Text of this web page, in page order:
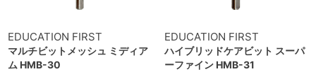
EDUCATION FIRST
マルチビットメッシュ ミディア
ム HMB-30
EDUCATION FIRST
ハイブリッドケアビット スーパ
ーファイン HMB-31